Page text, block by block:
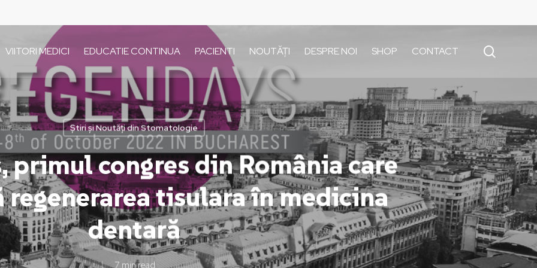
VIITORI MEDICI EDUCATIE CONTINUA PACIENTI NOUTĂȚI DESPRE NOI SHOP CONTACT
Știri și Noutăți din Stomatologie
primul congres din România care
regenerarea tisulara în medicina
dentară
7 min read